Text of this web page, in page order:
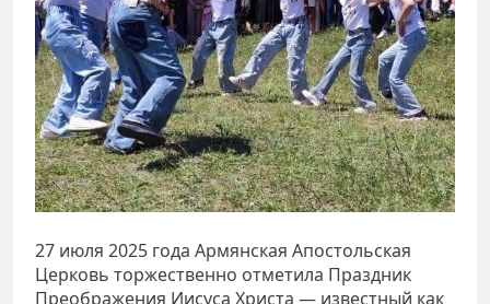
27 июля 2025 года Армянская Апостольская
Церковь торжественно отметила Праздник
Преображения Иисуса Христа — известный как